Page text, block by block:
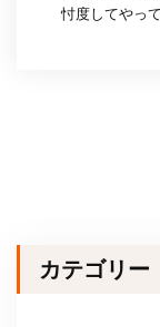
忖度してやっ
カテゴリー